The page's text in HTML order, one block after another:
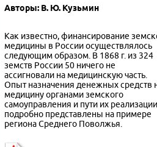
Авторы: В. Ю. Кузьмин
Как известно, финансирование
медицины в России осуществлялось
следующим образом. В 1868 г. из 324
земств России 50 ничего не
ассигновали на медицинскую часть.
Опыт назначения денежных средств
медицину органами земского
самоуправления и пути их реализации
подробно представлены на примере
региона Среднего Поволжья.